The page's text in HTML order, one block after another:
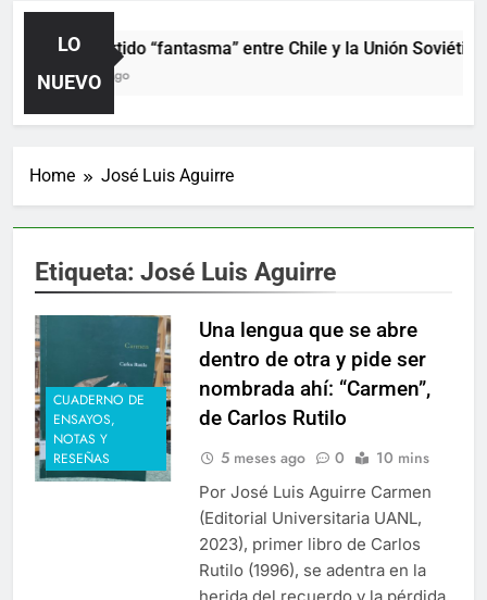
LO
NUEVO
El partido “fantasma” entre Chile y la Unión
1 Día Ago
Home José Luis Aguirre
Etiqueta: José Luis Aguirre
CUADERNO DE
ENSAYOS,
NOTAS Y
RESEÑAS
Una lengua que se abre
dentro de otra y pide ser
nombrada ahí: “Carmen”,
de Carlos Rutilo
5 meses ago 0 10 mins
Por José Luis Aguirre Carmen
(Editorial Universitaria UANL,
2023), primer libro de Carlos
Rutilo (1996), se adentra en la
herida del recuerdo y la pérdida.